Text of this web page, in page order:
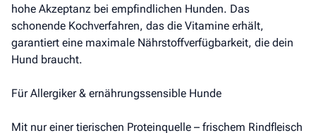
hohe Akzeptanz bei empfindlichen Hunden. Das
schonende Kochverfahren, das die Vitamine erhält,
garantiert eine maximale Nährstoffverfügbarkeit, die dein
Hund braucht.
Für Allergiker & ernährungssensible Hunde
Mit nur einer tierischen Proteinquelle – frischem Rindfleisch